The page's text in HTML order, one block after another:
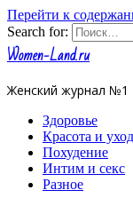
Перейти к
Search for:
Women-Land.ru
Женский журнал №1
Здоровье
Красота и уход
Похудение
Интим и секс
Разное